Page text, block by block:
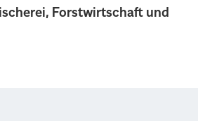
Forstwirtschaft und